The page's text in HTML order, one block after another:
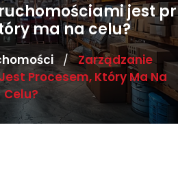
jest pr
ma na celu?
/ Zarządzanie
Procesem, Który Ma Na
Celu?